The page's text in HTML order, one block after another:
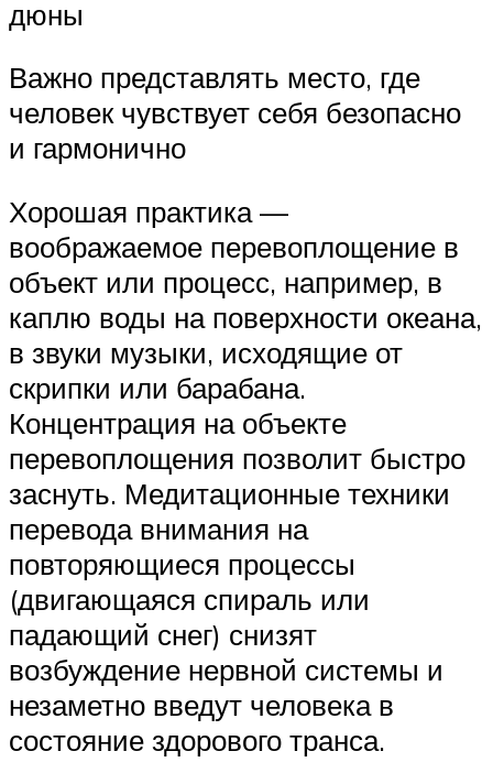
дюны
Важно представлять место, где
человек чувствует себя безопасно
и гармонично
Хорошая практика —
воображаемое перевоплощение в
объект или процесс, например, в
каплю воды на поверхности океана,
в звуки музыки, исходящие от
скрипки или барабана.
Концентрация на объекте
перевоплощения позволит быстро
заснуть. Медитационные техники
перевода внимания на
повторяющиеся процессы
(двигающаяся спираль или
падающий снег) снизят
возбуждение нервной системы и
незаметно введут человека в
состояние здорового транса.